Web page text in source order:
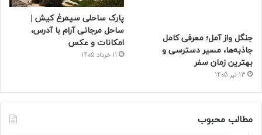
جنگل واز آمل؛ معرفی کامل
جاذبه‌ها، مسیر دسترسی و
بهترین زمان سفر
13 تیر 1405
پارک ساحلی سیمرغ کیش |
ساحل مرجانی آرام با آدرس،
امکانات و عکس
11 خرداد 1405
مطالب محبوب